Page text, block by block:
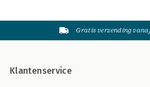
Gratis verzending
Klantenservice